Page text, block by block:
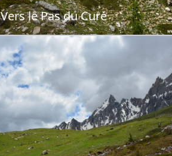
Vers le Pas du Curé